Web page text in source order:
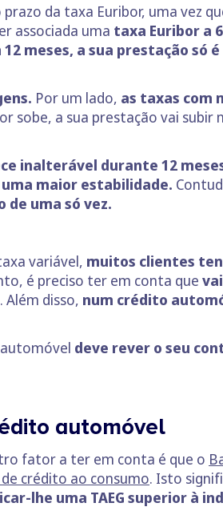
da taxa Euribor, uma vez
associada uma taxa Euribor a
meses, a sua prestação só
Por um lado, as taxas com
sobe, a sua prestação vai subir
inalterável durante 12
maior estabilidade.
uma só vez.
variável, muitos clientes
é preciso ter em conta que
disso, num crédito
deve rever o seu
automóvel
fator a ter em conta é que o
crédito ao consumo. Isto
lhe uma TAEG superior à